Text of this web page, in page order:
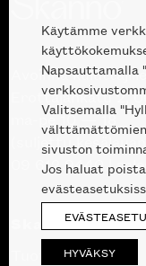
Avoinna
Erottajankatu 2,
ma-pe 10 — 18
(suljettu
09 612 9440 |
Skanno
Tuotteet
Käytämme
Napsauttamalla
Valitsemalla
sivuston
Jos haluat
HYVÄKSY